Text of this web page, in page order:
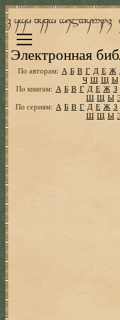
Электронная
По авторам: А Б В Г Д Е Ж
Ч Ш Щ Ы
По книгам: А Б В Г Д Е Ж З
Ш Щ Ы
По сериям: А Б В Г Д Е Ж З
Ш Щ Ы